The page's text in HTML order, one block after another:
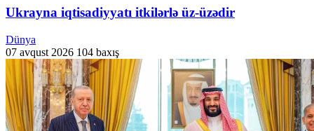
Ukrayna iqtisadiyyatı itkilərlə üz-üzədir
Dünya
07 avqust 2026 104 baxış